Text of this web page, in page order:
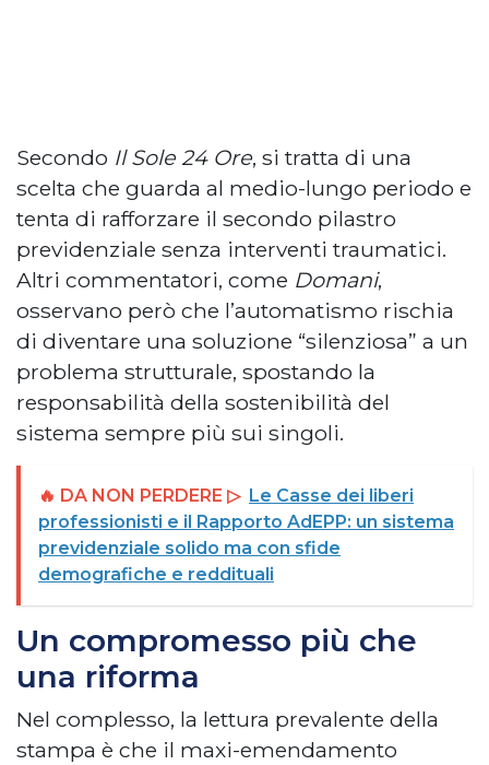
Secondo Il Sole 24 Ore, si tratta di una
scelta che guarda al medio-lungo periodo e
tenta di rafforzare il secondo pilastro
previdenziale senza interventi traumatici.
Altri commentatori, come Domani,
osservano però che l’automatismo rischia
di diventare una soluzione “silenziosa” a un
problema strutturale, spostando la
responsabilità della sostenibilità del
sistema sempre più sui singoli.
🔥 DA NON PERDERE ▷ Le Casse dei liberi
professionisti e il Rapporto AdEPP: un sistema
previdenziale solido ma con sfide
demografiche e reddituali
Un compromesso più che
una riforma
Nel complesso, la lettura prevalente della
stampa è che il maxi-emendamento